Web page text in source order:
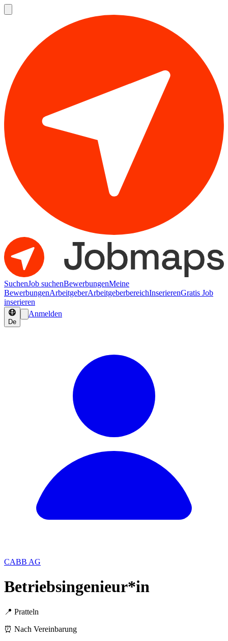
SuchenJob suchenBewerbungenMeine
BewerbungenArbeitgeberArbeitgeberbereichInserierenGratis Job
inserieren
De
Anmelden
CABB AG
Betriebsingenieur*in
📍 Pratteln
⏰ Nach Vereinbarung